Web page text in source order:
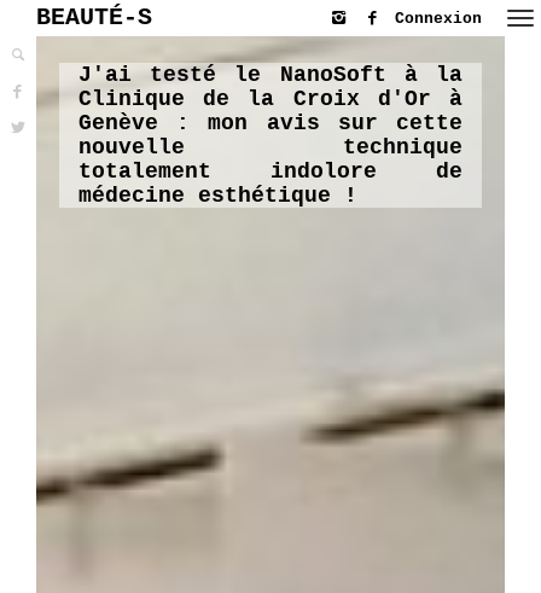
BEAUTÉ-S Connexion
J'ai testé le NanoSoft à la
Clinique de la Croix d'Or à
Genève : mon avis sur cette
nouvelle technique
totalement indolore de
médecine esthétique !